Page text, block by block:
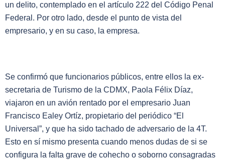
un delito, contemplado en el artículo 222 del Código Penal
Federal. Por otro lado, desde el punto de vista del
empresario, y en su caso, la empresa.
Se confirmó que funcionarios públicos, entre ellos la ex-
secretaria de Turismo de la CDMX, Paola Félix Díaz,
viajaron en un avión rentado por el empresario Juan
Francisco Ealey Ortíz, propietario del periódico “El
Universal”, y que ha sido tachado de adversario de la 4T.
Esto en sí mismo presenta cuando menos dudas de si se
configura la falta grave de cohecho o soborno consagradas